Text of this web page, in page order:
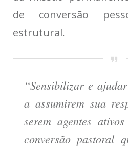
de conversão
estrutural.
“Sensibilizar e
a assumirem sua
serem agentes
conversão pastoral